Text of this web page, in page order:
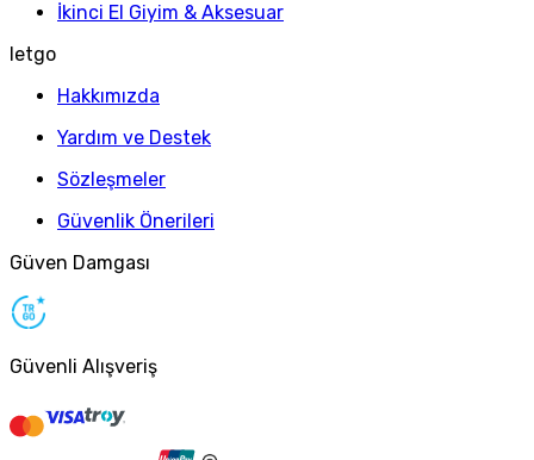
İkinci El Giyim & Aksesuar
letgo
Hakkımızda
Yardım ve Destek
Sözleşmeler
Güvenlik Önerileri
Güven Damgası
Güvenli Alışveriş